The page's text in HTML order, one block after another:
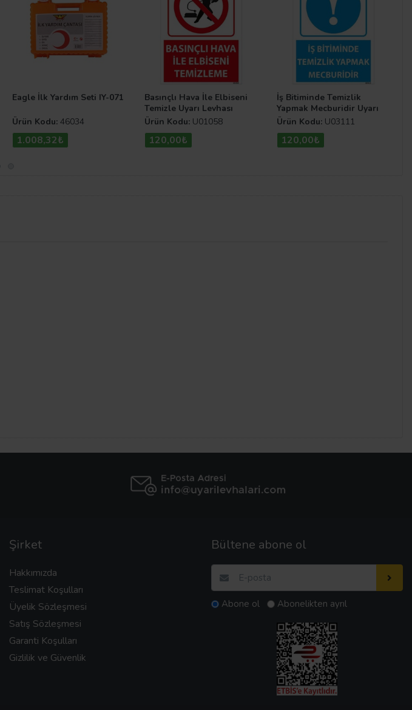
zorunludur. Bu şekilde bu alanların temizliği veya düzeni sağlanır. Bu levhalar
sitemizdeki diğer levha çeşitlerineEmredici Levhalar
kategorisinden göz
Eagle İlk Yardım Seti IY-071
Ürün Kodu: 46034
1.008,32₺
Basınçlı Hava İle Elbiseni
Temizle Uyarı Levhası
Ürün Kodu: U01058
120,00₺
İş Bitiminde Temizlik
Yapmak Mecburidir Uyarı
Levhası
Ürün Kodu: U03111
120,00₺
Şirket
Hakkımızda
Teslimat Koşulları
Üyelik Sözleşmesi
Satış Sözleşmesi
Garanti Koşulları
Gizlilik ve Güvenlik
Bültene abone ol
Abone ol Abonelikten ayrıl